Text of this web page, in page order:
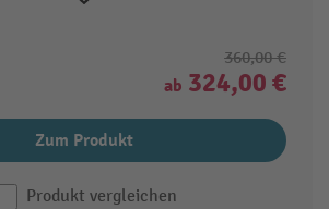
360,00 €
ab 324,00 €
Zum Produkt
Produkt vergleichen